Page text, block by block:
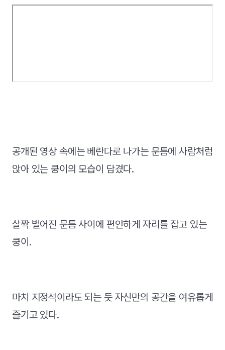
공개된 영상 속에는 베란다로 나가는 문틈에 사람처럼
앉아 있는 쿵이의 모습이 담겼다.
살짝 벌어진 문틈 사이에 편안하게 자리를 잡고 있는
쿵이.
마치 지정석이라도 되는 듯 자신만의 공간을 여유롭게
즐기고 있다.